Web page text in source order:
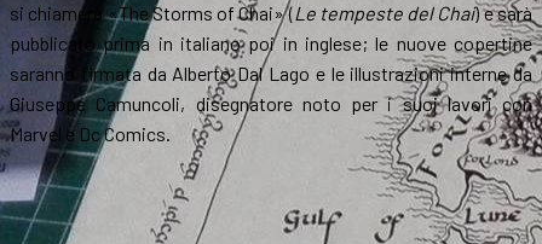
si chiamerà «The Storms of Chai» (Le tempeste del Chai) e sarà
pubblicato prima in italiano poi in inglese; le nuove copertine
saranno firmata da Alberto Dal Lago e le illustrazioni interne da
Giuseppe Camuncoli, disegnatore noto per i suoi lavori con
Marvel e Dc Comics.